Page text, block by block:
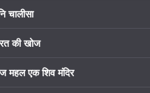
चालीसा
की खोज
महल एक शिव मंदिर